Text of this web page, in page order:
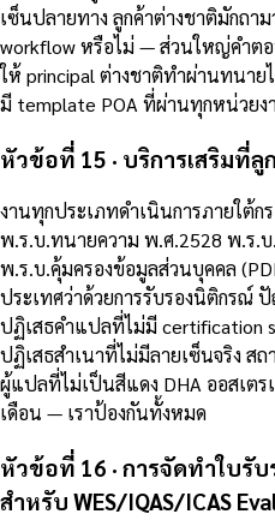
เซ็นปลายทาง ลูกค้าต่างชาติมักถา
workflow หรือไม่ — ส่วนใหญ่คำต
ให้ principal ต่างชาติทำผ่านทนาย
มี template POA ที่ผ่านทุกหน่วยง
หัวข้อที่ 15 · บริการเสริมที่
งานทุกประเภทดำเนินการภายใต้ก
พ.ร.บ.ทนายความ พ.ศ.2528 พ.ร.
พ.ร.บ.คุ้มครองข้อมูลส่วนบุคคล
ประเทศว่าด้วยการรับรองนิติกรณ์
ปฏิเสธคำแปลที่ไม่มี certification
ปฏิเสธสำเนาที่ไม่มีลายเซ็นจริง ส
ผู้แปลที่ไม่เป็นสีแดง DHA ออสเตร
เดือน — เราป้องกันทั้งหมด
หัวข้อที่ 16 · การจัดทำใบรับ
สำหรับ WES/IQAS/ICAS